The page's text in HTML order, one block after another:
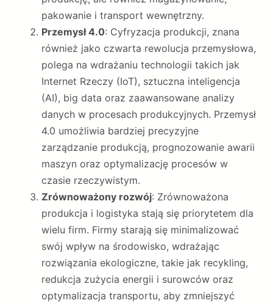
pakowanie i transport wewnętrzny.
Przemysł 4.0: Cyfryzacja produkcji, znana
również jako czwarta rewolucja przemysłowa,
polega na wdrażaniu technologii takich jak
Internet Rzeczy (IoT), sztuczna inteligencja
(AI), big data oraz zaawansowane analizy
danych w procesach produkcyjnych. Przemysł
4.0 umożliwia bardziej precyzyjne
zarządzanie produkcją, prognozowanie awarii
maszyn oraz optymalizację procesów w
czasie rzeczywistym.
Zrównoważony rozwój: Zrównoważona
produkcja i logistyka stają się priorytetem dla
wielu firm. Firmy starają się minimalizować
swój wpływ na środowisko, wdrażając
rozwiązania ekologiczne, takie jak recykling,
redukcja zużycia energii i surowców oraz
optymalizacja transportu, aby zmniejszyć